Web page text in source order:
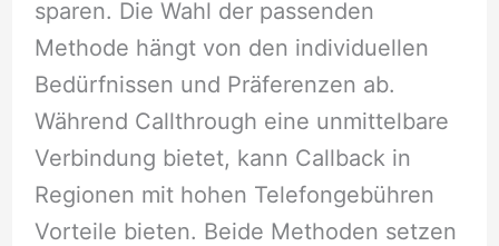
sparen. Die Wahl der passenden
Methode hängt von den individuellen
Bedürfnissen und Präferenzen ab.
Während Callthrough eine unmittelbare
Verbindung bietet, kann Callback in
Regionen mit hohen Telefongebühren
Vorteile bieten. Beide Methoden setzen